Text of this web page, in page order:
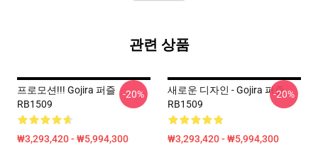
관련 상품
프로모션!!! Gojira 퍼즐
RB1509
₩3,293,420 - ₩5,994,300
-20%
새로운 디자인 - Gojira 퍼즐
RB1509
₩3,293,420 - ₩5,994,300
-20%